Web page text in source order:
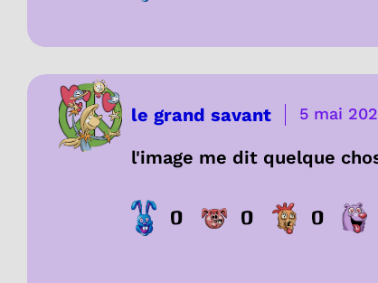
le grand savant 5 mai
l'image me dit quelque
0 0 0